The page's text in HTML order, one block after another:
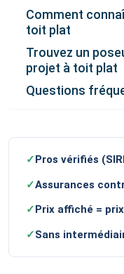
Comment
toit plat
Trouvez un
projet à toit plat
Questions
✓Pros vérifiés
✓Assurances
✓Prix affiché =
✓Sans